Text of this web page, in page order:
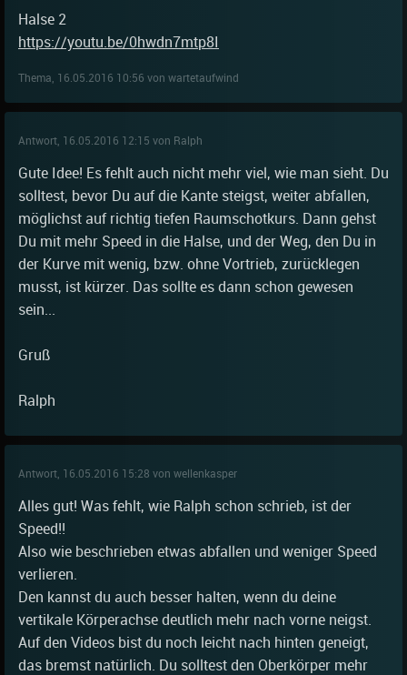
Halse 2
https://youtu.be/0hwdn7mtp8I
Thema, 16.05.2016 10:56 von wartetaufwind
Antwort, 16.05.2016 12:15 von Ralph
Gute Idee! Es fehlt auch nicht mehr viel, wie man sieht. Du
solltest, bevor Du auf die Kante steigst, weiter abfallen,
möglichst auf richtig tiefen Raumschotkurs. Dann gehst
Du mit mehr Speed in die Halse, und der Weg, den Du in
der Kurve mit wenig, bzw. ohne Vortrieb, zurücklegen
musst, ist kürzer. Das sollte es dann schon gewesen
sein...
Gruß
Ralph
Antwort, 16.05.2016 15:28 von wellenkasper
Alles gut! Was fehlt, wie Ralph schon schrieb, ist der
Speed!!
Also wie beschrieben etwas abfallen und weniger Speed
verlieren.
Den kannst du auch besser halten, wenn du deine
vertikale Körperachse deutlich mehr nach vorne neigst.
Auf den Videos bist du noch leicht nach hinten geneigt,
das bremst natürlich. Du solltest den Oberkörper mehr